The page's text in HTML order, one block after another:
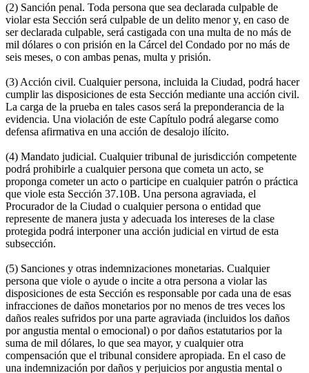
(2) Sanción penal. Toda persona que sea declarada culpable de
violar esta Sección será culpable de un delito menor y, en caso de
ser declarada culpable, será castigada con una multa de no más de
mil dólares o con prisión en la Cárcel del Condado por no más de
seis meses, o con ambas penas, multa y prisión.
(3) Acción civil. Cualquier persona, incluida la Ciudad, podrá hacer
cumplir las disposiciones de esta Sección mediante una acción civil.
La carga de la prueba en tales casos será la preponderancia de la
evidencia. Una violación de este Capítulo podrá alegarse como
defensa afirmativa en una acción de desalojo ilícito.
(4) Mandato judicial. Cualquier tribunal de jurisdicción competente
podrá prohibirle a cualquier persona que cometa un acto, se
proponga cometer un acto o participe en cualquier patrón o práctica
que viole esta Sección 37.10B. Una persona agraviada, el
Procurador de la Ciudad o cualquier persona o entidad que
represente de manera justa y adecuada los intereses de la clase
protegida podrá interponer una acción judicial en virtud de esta
subsección.
(5) Sanciones y otras indemnizaciones monetarias. Cualquier
persona que viole o ayude o incite a otra persona a violar las
disposiciones de esta Sección es responsable por cada una de esas
infracciones de daños monetarios por no menos de tres veces los
daños reales sufridos por una parte agraviada (incluidos los daños
por angustia mental o emocional) o por daños estatutarios por la
suma de mil dólares, lo que sea mayor, y cualquier otra
compensación que el tribunal considere apropiada. En el caso de
una indemnización por daños y perjuicios por angustia mental o